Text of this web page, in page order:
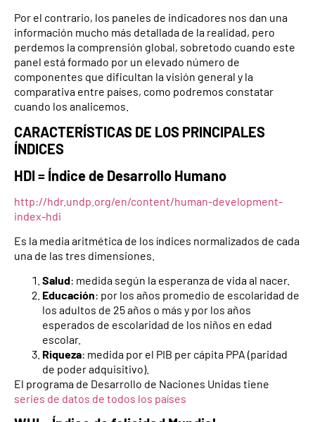
Por el contrario, los paneles de indicadores nos dan una
información mucho más detallada de la realidad, pero
perdemos la comprensión global, sobretodo cuando este
panel está formado por un elevado número de
componentes que dificultan la visión general y la
comparativa entre países, como podremos constatar
cuando los analicemos.
CARACTERÍSTICAS DE LOS PRINCIPALES
ÍNDICES
HDI = Índice de Desarrollo Humano
http://hdr.undp.org/en/content/human-development-
index-hdi
Es la media aritmética de los índices normalizados de cada
una de las tres dimensiones.
Salud: medida según la esperanza de vida al nacer.
Educación: por los años promedio de escolaridad de
los adultos de 25 años o más y por los años
esperados de escolaridad de los niños en edad
escolar.
Riqueza: medida por el PIB per cápita PPA (paridad
de poder adquisitivo).
El programa de Desarrollo de Naciones Unidas tiene
series de datos de todos los países